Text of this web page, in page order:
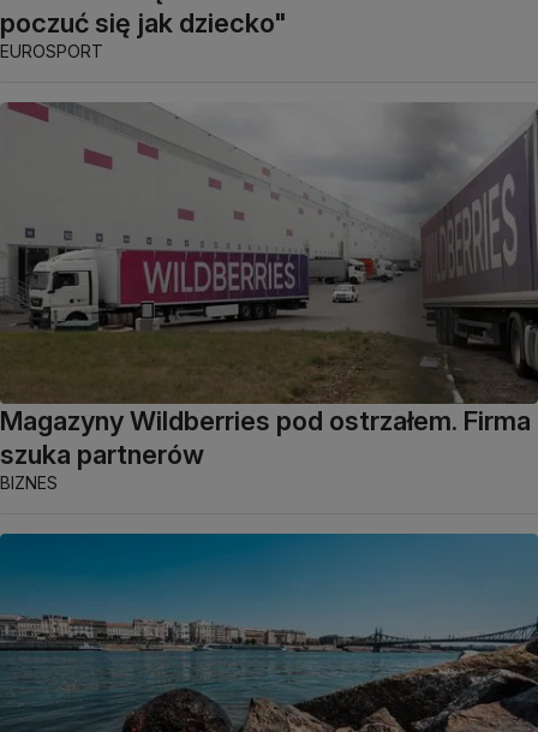
poczuć się jak dziecko"
EUROSPORT
Magazyny Wildberries pod ostrzałem. Firma
szuka partnerów
BIZNES